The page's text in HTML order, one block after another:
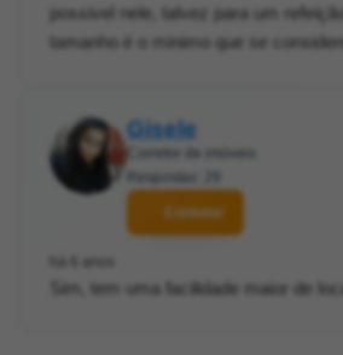
possivel nele, talvez para um
tamanho é o minimo que se
Gisele
Corretor de imóveis
Respostas: 29
Contatar
há 6 anos
Sim, tem uma facilidade maior de